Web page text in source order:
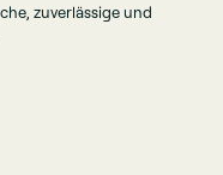
zuverlässige und